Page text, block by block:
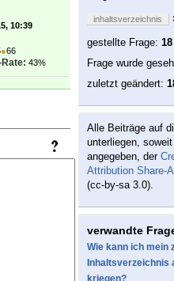
10:39
●66
43%
inhaltsverzeichnis
gestellte Frage:
Frage wurde
zuletzt geändert:
Alle Beiträge auf
unterliegen,
angegeben, der
Attribution Share-
(cc-by-sa 3.0).
verwandte
Wie kann ich mein
Inhaltsverzeichnis